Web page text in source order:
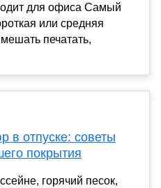
для офиса Самый
или средняя
печатать,
в отпуске: советы
покрытия
горячий песок,